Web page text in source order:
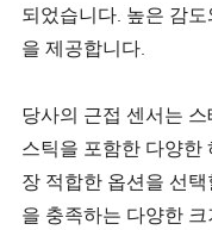
되었습니다. 높은 감
을 제공합니다.
당사의 근접 센서는
스틱을 포함한 다양한
장 적합한 옵션을 선
을 충족하는 다양한